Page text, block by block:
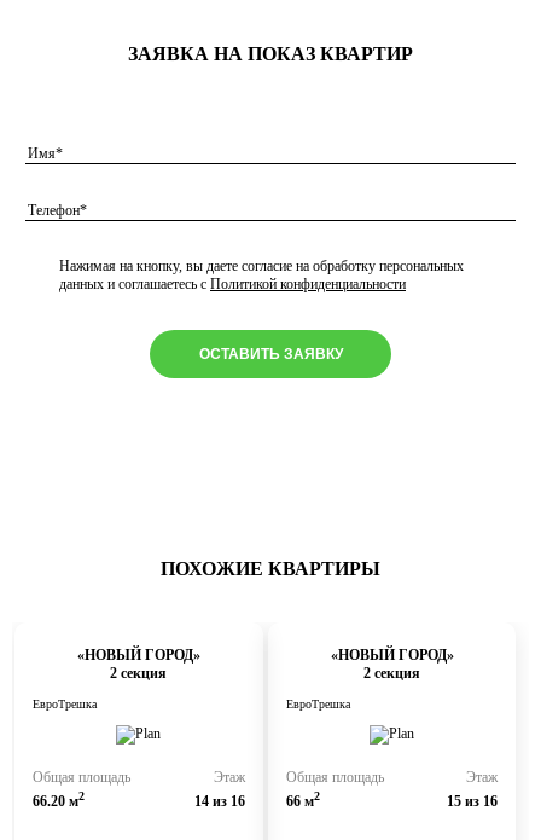
ЗАЯВКА НА ПОКАЗ КВАРТИР
Нажимая на кнопку, вы даете согласие на обработку персональных
данных и соглашаетесь с Политикой конфиденциальности
ОСТАВИТЬ ЗАЯВКУ
ПОХОЖИЕ КВАРТИРЫ
«НОВЫЙ ГОРОД»
2 секция
ЕвроТрешка
Общая площадь
66.20 м2
Этаж
14 из 16
«НОВЫЙ ГОРОД»
2 секция
ЕвроТрешка
Общая площадь
66 м2
Этаж
15 из 16